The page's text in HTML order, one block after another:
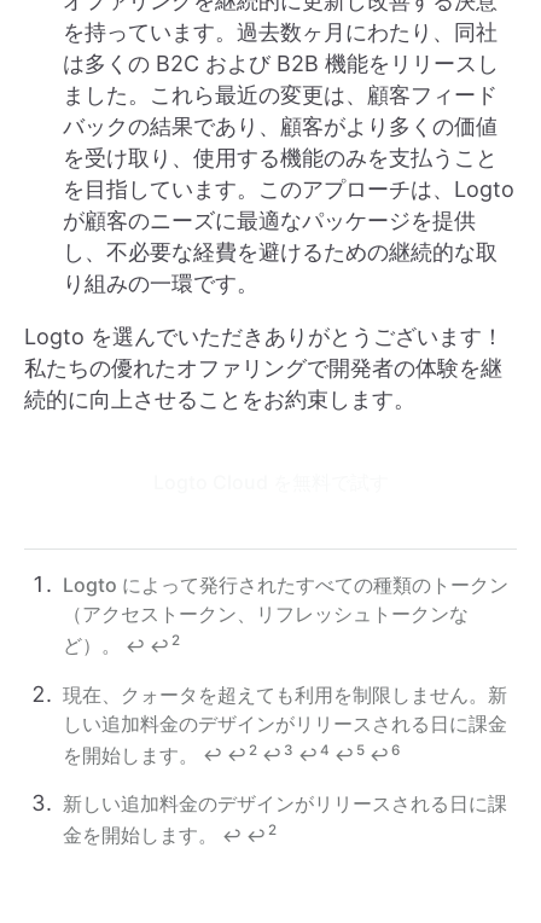
を持っています。過去数ヶ月にわたり、同社
は多くの B2C および B2B 機能をリリースし
ました。これら最近の変更は、顧客フィード
バックの結果であり、顧客がより多くの価値
を受け取り、使用する機能のみを支払うこと
を目指しています。このアプローチは、Logto
が顧客のニーズに最適なパッケージを提供
し、不必要な経費を避けるための継続的な取
り組みの一環です。
Logto を選んでいただきありがとうございます！
私たちの優れたオファリングで開発者の体験を継
続的に向上させることをお約束します。
Logto によって発行されたすべての種類のトークン
（アクセストークン、リフレッシュトークンな
ど）。
↩ ↩ 2
現在、クォータを超えても利用を制限しません。新
しい追加料金のデザインがリリースされる日に課金
を開始します。
↩ ↩ 2 ↩ 3 ↩ 4 ↩ 5 ↩ 6
新しい追加料金のデザインがリリースされる日に課
金を開始します。
↩ ↩ 2